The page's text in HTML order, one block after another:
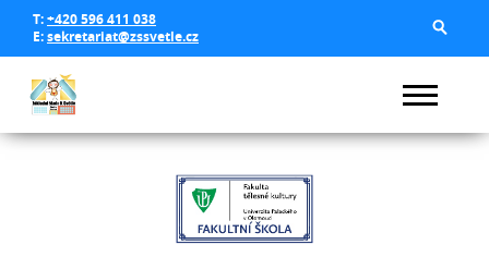
T:+420 596 411 038
E:sekretariat@zssvetle.cz